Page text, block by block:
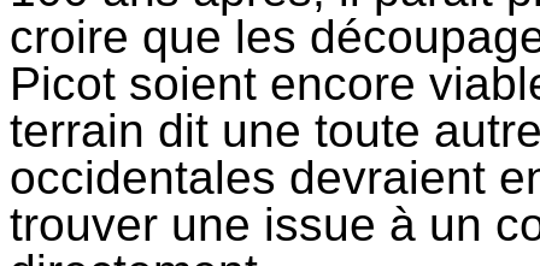
croire que les
Picot soient encore
terrain dit une toute
occidentales devraient
trouver une issue à un